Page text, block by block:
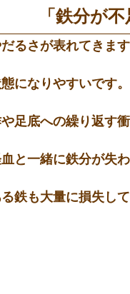
「鉄分が
るさが表れてきます
になりやすいです。
足底への繰り返す
と一緒に鉄分が失
鉄も大量に損失し